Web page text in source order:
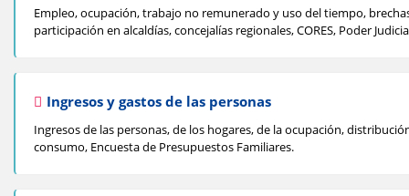
Empleo, ocupación, trabajo no remunerado y uso del tiempo,
participación en alcaldías, concejalías regionales, CORES, Poder
Ingresos y gastos de las personas
Ingresos de las personas, de los hogares, de la ocupación,
consumo, Encuesta de Presupuestos Familiares.